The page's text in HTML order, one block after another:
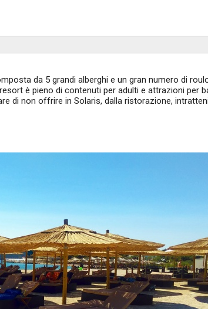
da 5 grandi alberghi e un gran numero di
è pieno di contenuti per adulti e attrazioni per
di non offrire in Solaris, dalla ristorazione,